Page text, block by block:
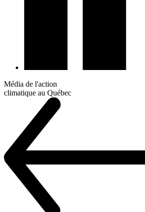
Média de l'action
climatique au Québec